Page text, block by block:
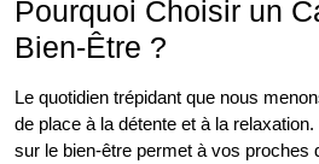
Pourquoi Choisir un
Bien-Être ?
Le quotidien trépidant que nous
de place à la détente et à la
sur le bien-être permet à vos proches